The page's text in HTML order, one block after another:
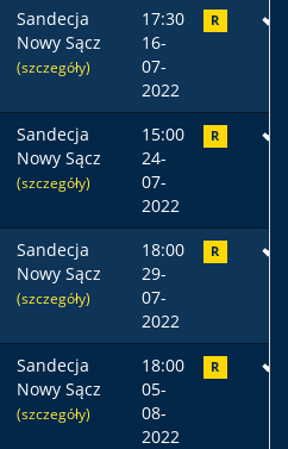
Sandecja
Nowy Sącz
(szczegóły)
17:30
16-
07-
2022
R
Sandecja
Nowy Sącz
(szczegóły)
15:00
24-
07-
2022
R
Sandecja
Nowy Sącz
(szczegóły)
18:00
29-
07-
2022
R
Sandecja
Nowy Sącz
(szczegóły)
18:00
05-
08-
2022
R